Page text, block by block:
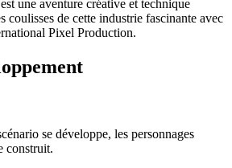
une aventure créative et technique
coulisses de cette industrie fascinante avec
Pixel Production.
se développe, les personnages
construit.